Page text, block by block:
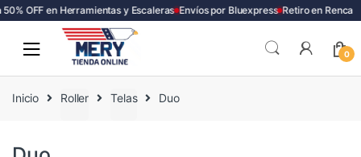
OFF en Herramientas y Escaleras Envíos por Bluexpress Retiro en Renca
0
Inicio Roller Telas Duo